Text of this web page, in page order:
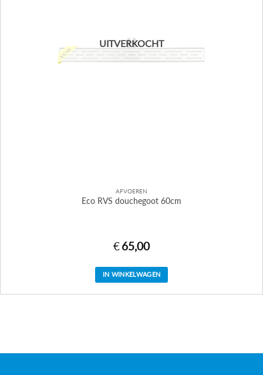
UITVERKOCHT
AFVOEREN
Eco RVS douchegoot 60cm
€65,00
IN WINKELWAGEN